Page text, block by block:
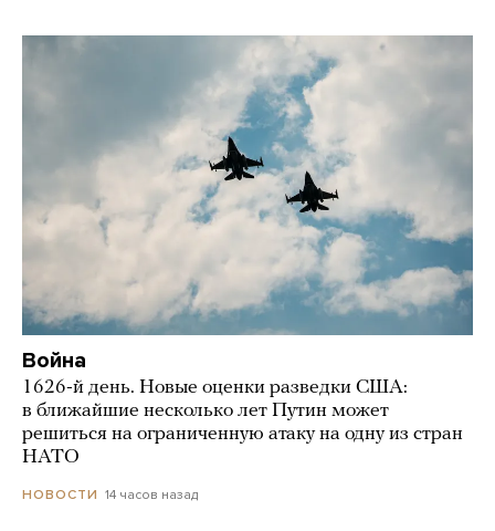
Война
1626-й день. Новые оценки разведки США:
в ближайшие несколько лет Путин может
решиться на ограниченную атаку на одну из стран
НАТО
НОВОСТИ 14 часов назад